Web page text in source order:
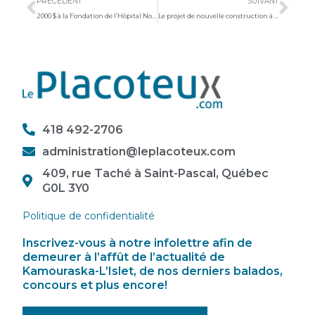
2000 $ à la Fondation de l’Hôpital Notre-Dame-de-Fatima Le projet de nouvelle construction à Est-Nord Est suit son cours
418 492-2706
administration@leplacoteux.com
409, rue Taché à Saint-Pascal, Québec
G0L 3Y0
Politique de confidentialité
Inscrivez-vous à notre infolettre afin de
demeurer à l’affût de l’actualité de
Kamouraska-L’Islet, de nos derniers balados,
concours et plus encore!